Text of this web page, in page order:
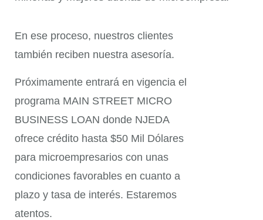
En ese proceso, nuestros clientes
también reciben nuestra asesoría.
Próximamente entrará en vigencia el
programa MAIN STREET MICRO
BUSINESS LOAN donde NJEDA
ofrece crédito hasta $50 Mil Dólares
para microempresarios con unas
condiciones favorables en cuanto a
plazo y tasa de interés. Estaremos
atentos.